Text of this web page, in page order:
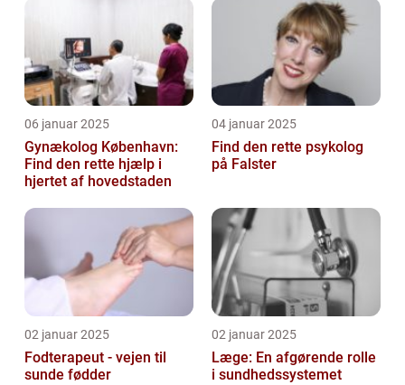
06 januar 2025
Gynækolog København:
Find den rette hjælp i
hjertet af hovedstaden
04 januar 2025
Find den rette psykolog
på Falster
02 januar 2025
Fodterapeut - vejen til
sunde fødder
02 januar 2025
Læge: En afgørende rolle
i sundhedssystemet